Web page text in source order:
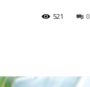
0
521